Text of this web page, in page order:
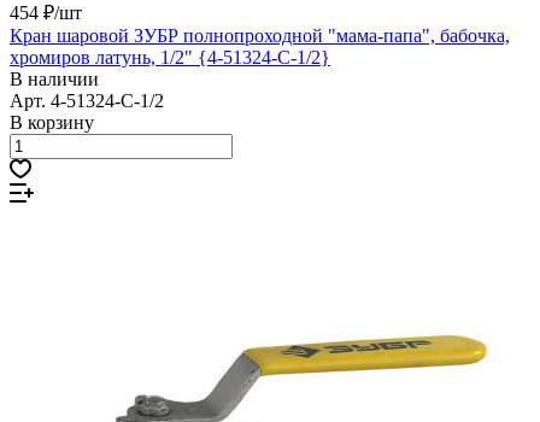
454 ₽/шт
Кран шаровой ЗУБР полнопроходной "мама-папа", бабочка,
хромиров латунь, 1/2" {4-51324-C-1/2}
В наличии
Арт. 4-51324-C-1/2
В корзину